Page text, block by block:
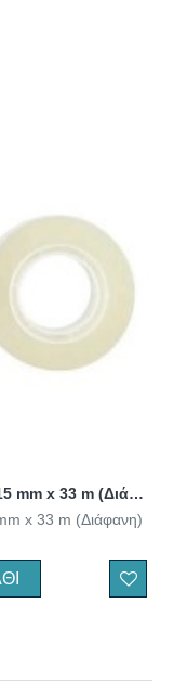
Ταινία Γενικής Χρήσης 3M Scotch 508 15 mm x 33 m (Διάφανη) (5081533)
x 33 m (Διάφανη)